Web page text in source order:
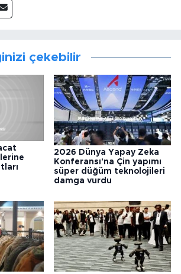
çekebilir
2026 Dünya Yapay Zeka
Konferansı'na Çin yapımı
süper düğüm teknolojileri
damga vurdu